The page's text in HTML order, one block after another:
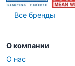
Все бренды
О компании
О нас